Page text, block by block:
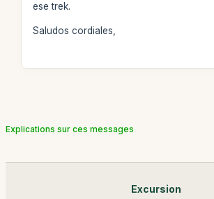
ese trek.
Saludos cordiales,
Explications sur ces messages
Excursion